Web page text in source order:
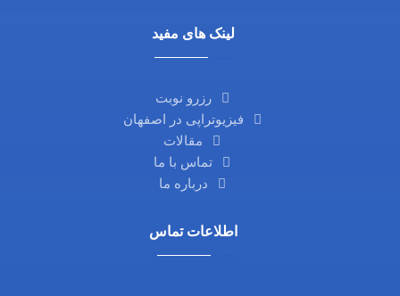
لینک های مفید
رزرو نوبت
فیزیوتراپی در اصفهان
مقالات
تماس با ما
درباره ما
اطلاعات تماس